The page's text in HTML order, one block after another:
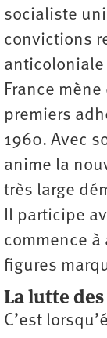
socialiste
convictions
anticoloniale
France
premiers
1960. Avec
anime la
très large
Il participe
commence à
figures
La lutte des
C’est